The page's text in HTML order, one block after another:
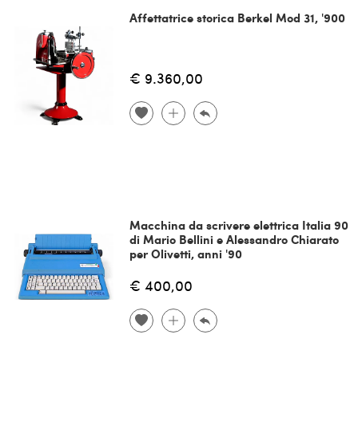
Affettatrice storica Berkel Mod 31, '900
€ 9.360,00
Macchina da scrivere elettrica Italia 90
di Mario Bellini e Alessandro Chiarato
per Olivetti, anni '90
€ 400,00